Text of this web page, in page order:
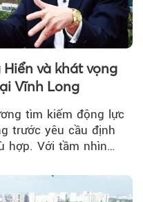
và khát vọng
Vĩnh Long
tìm kiếm động lực
trước yêu cầu định
hợp. Với tầm nhìn